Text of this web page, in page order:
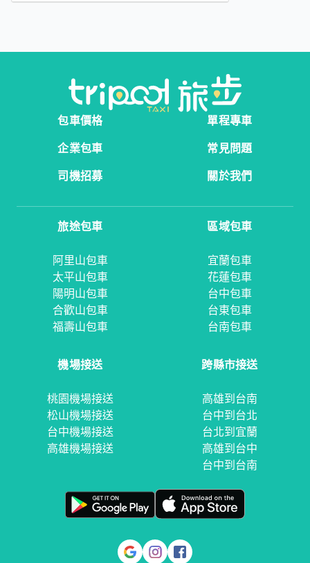
包車價格
單程專車
企業包車
常見問題
司機招募
關於我們
旅途包車
阿里山包車
太平山包車
陽明山包車
合歡山包車
福壽山包車
區域包車
宜蘭包車
花蓮包車
台中包車
台東包車
台南包車
機場接送
桃園機場接送
松山機場接送
台中機場接送
高雄機場接送
跨縣市接送
高雄到台南
台中到台北
台北到宜蘭
高雄到台中
台中到台南